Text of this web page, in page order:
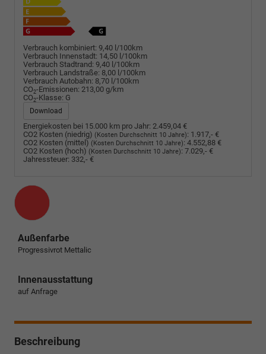
Verbrauch kombiniert: 9,40 l/100km
Verbrauch Innenstadt: 14,50 l/100km
Verbrauch Stadtrand: 9,40 l/100km
Verbrauch Landstraße: 8,00 l/100km
Verbrauch Autobahn: 8,70 l/100km
CO2-Emissionen: 213,00 g/km
CO2-Klasse: G
Download
Energiekosten bei 15.000 km pro Jahr: 2.459,04 €
CO2 Kosten (niedrig) (Kosten Durchschnitt 10 Jahre): 1.917,- €
CO2 Kosten (mittel) (Kosten Durchschnitt 10 Jahre): 4.552,88 €
CO2 Kosten (hoch) (Kosten Durchschnitt 10 Jahre): 7.029,- €
Jahressteuer: 332,- €
Außenfarbe
Progressivrot Mettalic
Innenausstattung
auf Anfrage
Beschreibung